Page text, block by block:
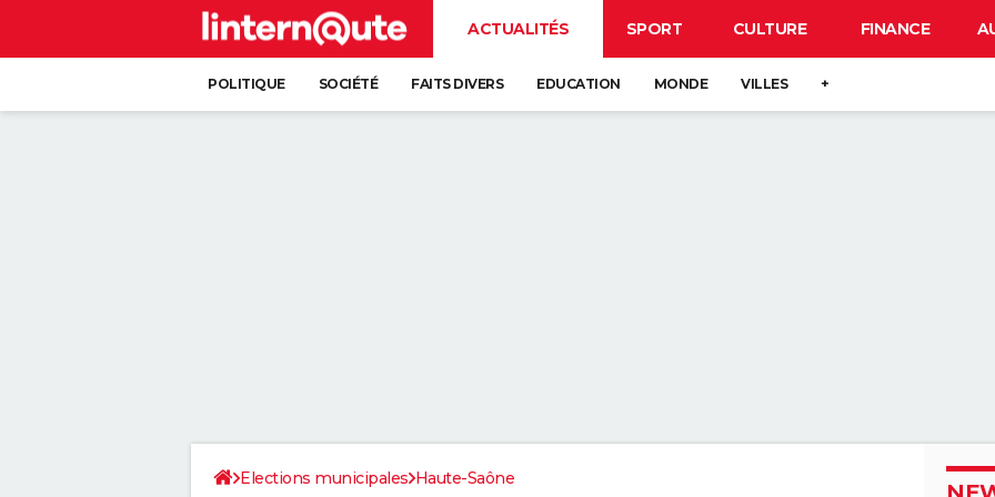
ACTUALITÉS SPORT CULTURE FINANCE
POLITIQUE SOCIÉTÉ FAITS DIVERS EDUCATION MONDE VILLES +
Elections municipales Haute-Saône